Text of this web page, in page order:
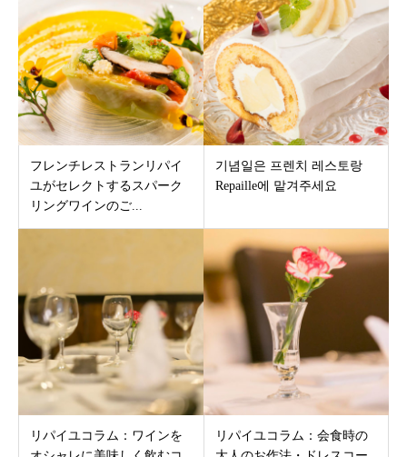
フレンチレストランリパイ
ユがセレクトするスパーク
リングワインのご...
기념일은 프렌치 레스토랑
Repaille에 맡겨주세요
リパイユコラム：ワインを
リパイユコラム：会食時の